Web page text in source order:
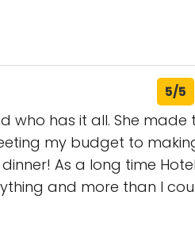
5/5
who has it all. She made
my budget to
As a long time
and more than I